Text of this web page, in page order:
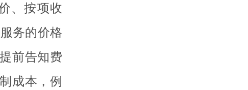
、按项收
务的价格
前告知费
成本，例